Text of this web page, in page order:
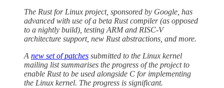
The Rust for Linux project, sponsored by Google, has
advanced with use of a beta Rust compiler (as opposed
to a nightly build), testing ARM and RISC-V
architecture support, new Rust abstractions, and more.
A new set of patches submitted to the Linux kernel
mailing list summarises the progress of the project to
enable Rust to be used alongside C for implementing
the Linux kernel. The progress is significant.